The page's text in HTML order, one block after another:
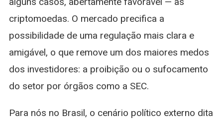
criptomoedas. O mercado precifica a
possibilidade de uma regulação mais clara e
amigável, o que remove um dos maiores medos
dos investidores: a proibição ou o sufocamento
do setor por órgãos como a SEC.
Para nós no Brasil, o cenário político externo dita